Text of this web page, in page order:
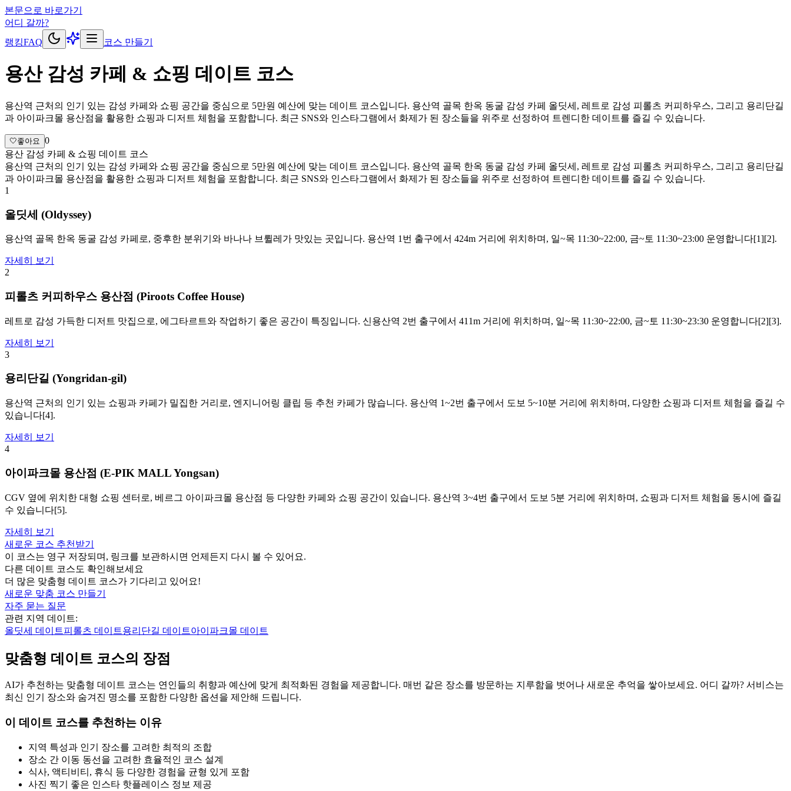
본문으로 바로가기
어디 갈까?
랭킹FAQ 코스 만들기
용산 감성 카페 & 쇼핑 데이트 코스
용산역 근처의 인기 있는 감성 카페와 쇼핑 공간을 중심으로 5만원 예산에 맞는 데이트 코스입니다. 용산역 골목 한옥 동굴 감성 카페 올딧세, 레트로 감성 피롤츠 커피하우스, 그리고 용리단길
과 아이파크몰 용산점을 활용한 쇼핑과 디저트 체험을 포함합니다. 최근 SNS와 인스타그램에서 화제가 된 장소들을 위주로 선정하여 트렌디한 데이트를 즐길 수 있습니다.
🤍좋아요
0
용산 감성 카페 & 쇼핑 데이트 코스
용산역 근처의 인기 있는 감성 카페와 쇼핑 공간을 중심으로 5만원 예산에 맞는 데이트 코스입니다. 용산역 골목 한옥 동굴 감성 카페 올딧세, 레트로 감성 피롤츠 커피하우스, 그리고 용리단길
과 아이파크몰 용산점을 활용한 쇼핑과 디저트 체험을 포함합니다. 최근 SNS와 인스타그램에서 화제가 된 장소들을 위주로 선정하여 트렌디한 데이트를 즐길 수 있습니다.
1
올딧세 (Oldyssey)
용산역 골목 한옥 동굴 감성 카페로, 중후한 분위기와 바나나 브륄레가 맛있는 곳입니다. 용산역 1번 출구에서 424m 거리에 위치하며, 일~목 11:30~22:00, 금~토 11:30~23:00 운영합니다[1][2].
자세히 보기
2
피롤츠 커피하우스 용산점 (Piroots Coffee House)
레트로 감성 가득한 디저트 맛집으로, 에그타르트와 작업하기 좋은 공간이 특징입니다. 신용산역 2번 출구에서 411m 거리에 위치하며, 일~목 11:30~22:00, 금~토 11:30~23:30 운영합니다[2][3].
자세히 보기
3
용리단길 (Yongridan-gil)
용산역 근처의 인기 있는 쇼핑과 카페가 밀집한 거리로, 엔지니어링 클립 등 추천 카페가 많습니다. 용산역 1~2번 출구에서 도보 5~10분 거리에 위치하며, 다양한 쇼핑과 디저트 체험을 즐길 수
있습니다[4].
자세히 보기
4
아이파크몰 용산점 (E-PIK MALL Yongsan)
CGV 옆에 위치한 대형 쇼핑 센터로, 베르그 아이파크몰 용산점 등 다양한 카페와 쇼핑 공간이 있습니다. 용산역 3~4번 출구에서 도보 5분 거리에 위치하며, 쇼핑과 디저트 체험을 동시에 즐길
수 있습니다[5].
자세히 보기
새로운 코스 추천받기
이 코스는 영구 저장되며, 링크를 보관하시면 언제든지 다시 볼 수 있어요.
다른 데이트 코스도 확인해보세요
더 많은 맞춤형 데이트 코스가 기다리고 있어요!
새로운 맞춤 코스 만들기
자주 묻는 질문
관련 지역 데이트:
올딧세 데이트피롤츠 데이트용리단길 데이트아이파크몰 데이트
맞춤형 데이트 코스의 장점
AI가 추천하는 맞춤형 데이트 코스는 연인들의 취향과 예산에 맞게 최적화된 경험을 제공합니다. 매번 같은 장소를 방문하는 지루함을 벗어나 새로운 추억을 쌓아보세요. 어디 갈까? 서비스는
최신 인기 장소와 숨겨진 명소를 포함한 다양한 옵션을 제안해 드립니다.
이 데이트 코스를 추천하는 이유
지역 특성과 인기 장소를 고려한 최적의 조합
장소 간 이동 동선을 고려한 효율적인 코스 설계
식사, 액티비티, 휴식 등 다양한 경험을 균형 있게 포함
사진 찍기 좋은 인스타 핫플레이스 정보 제공